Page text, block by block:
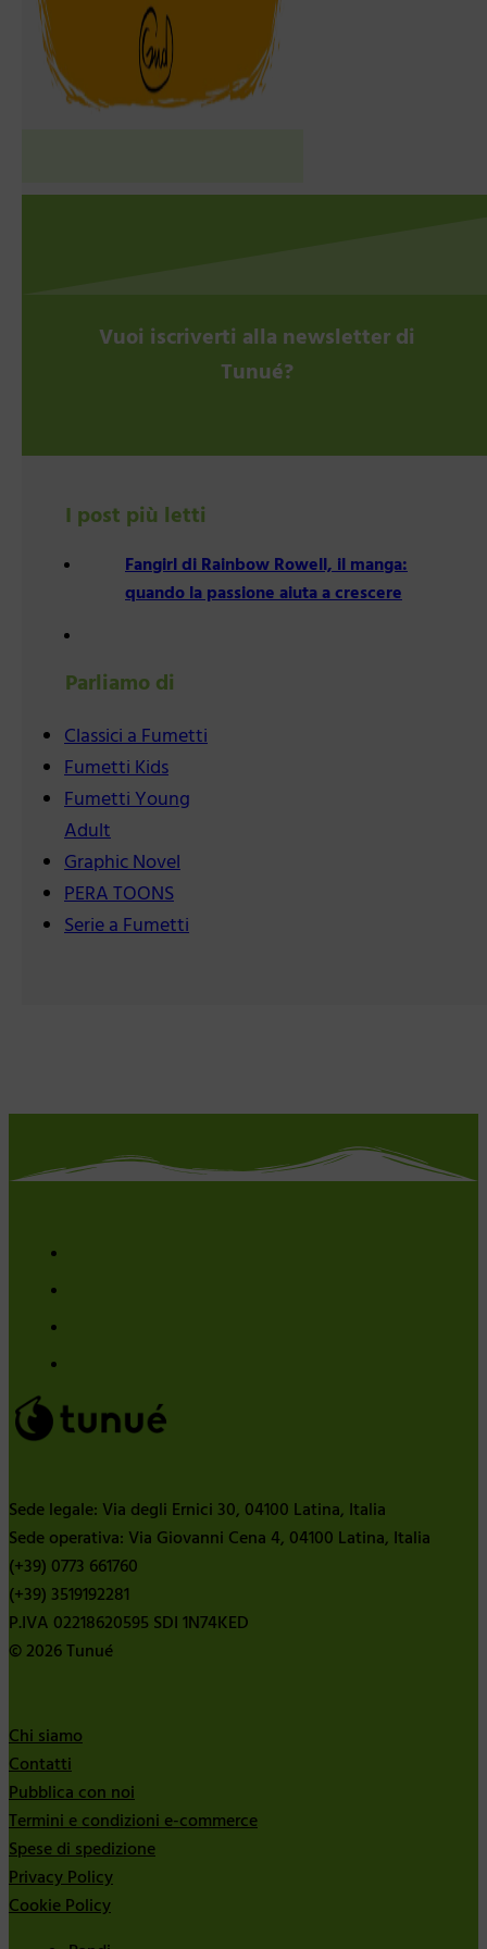
Vuoi iscriverti alla newsletter di
Tunué?
I post più letti
Fangirl di Rainbow Rowell, il manga:
quando la passione aiuta a crescere
Parliamo di
Classici a Fumetti
Fumetti Kids
Fumetti Young
Adult
Graphic Novel
PERA TOONS
Serie a Fumetti
Sede legale: Via degli Ernici 30, 04100 Latina, Italia
Sede operativa: Via Giovanni Cena 4, 04100 Latina, Italia
(+39) 0773 661760
(+39) 3519192281
P.IVA 02218620595 SDI 1N74KED
© 2026 Tunué
Chi siamo
Contatti
Pubblica con noi
Termini e condizioni e-commerce
Spese di spedizione
Privacy Policy
Cookie Policy